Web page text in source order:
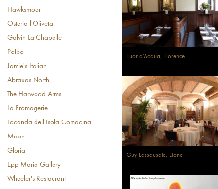
Hawksmoor
Osteria l'Oliveta
Galvin La Chapelle
Polpo
Jamie's Italian
Abraxas North
The Harwood Arms
La Fromagerie
Locanda dell'Isola Comacina
Moon
Gloria
Epp Maria Gallery
Wheeler's Restaurant
Fuor d'Acqua, Florence
Guy Lassausaie, Liona